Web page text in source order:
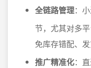
全链路管理：
节，尤其对多
免库存错配、发
推广精准化：